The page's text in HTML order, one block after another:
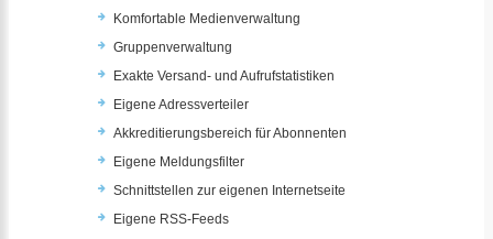
Komfortable Medienverwaltung
Gruppenverwaltung
Exakte Versand- und Aufrufstatistiken
Eigene Adressverteiler
Akkreditierungsbereich für Abonnenten
Eigene Meldungsfilter
Schnittstellen zur eigenen Internetseite
Eigene RSS-Feeds